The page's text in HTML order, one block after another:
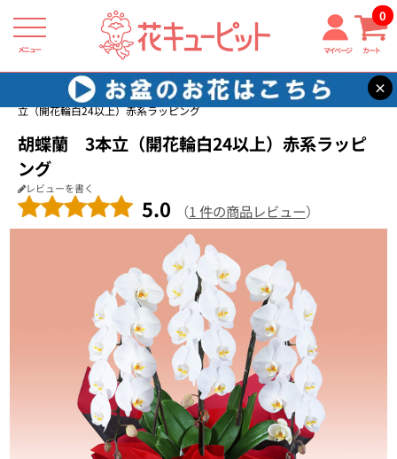
メニュー マイページ カート
0
×
花キューピット 新築引っ越し祝い
【新築引っ越し祝い】胡蝶蘭 3本
立（開花輪白24以上）赤系ラッピング
胡蝶蘭 3本立（開花輪白24以上）赤系ラッピ
ング
レビューを書く
5.0 （1 件の商品レビュー）